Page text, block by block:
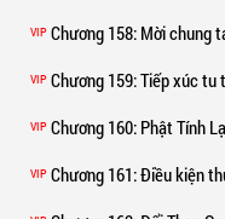
VIP Chương 158: Mời chung
VIP Chương 159: Tiếp xúc tu
VIP Chương 160: Phật Tính
VIP Chương 161: Điều kiện